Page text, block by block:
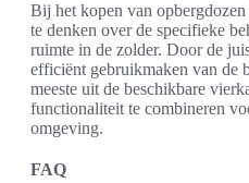
Bij het kopen van
te denken over de specifieke
ruimte in de zolder. Door de
efficiënt gebruikmaken van de
meeste uit de beschikbare
functionaliteit te combineren
omgeving.
FAQ